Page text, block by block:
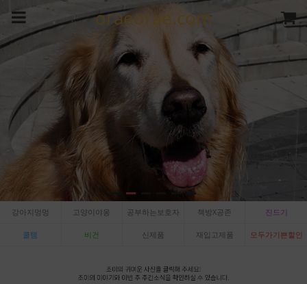
oraeorae.com
강아지멍멍 고양이야옹 공부하는보호자 책방X공존 진드기
쿨템 비건 신제품 재입고제품 모두가기쁜할인